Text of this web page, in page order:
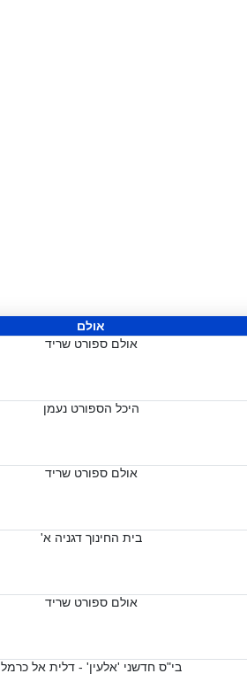
אולם
אולם ספורט שריד
היכל הספורט נעמן
אולם ספורט שריד
בית החינוך דגניה א'
אולם ספורט שריד
בי"ס חדשני 'אלעין' - דלית אל כרמל